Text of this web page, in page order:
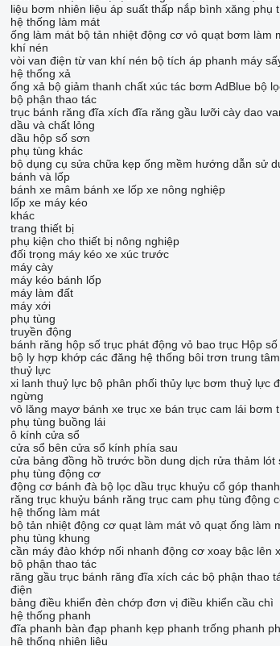
liệu bơm nhiên liệu áp suất thấp nắp bình xăng phụ
hệ thống làm mát
ống làm mát bộ tản nhiệt động cơ vỏ quạt bơm làm
khí nén
vòi van điện từ van khí nén bộ tích áp phanh máy
hệ thống xả
ống xả bộ giảm thanh chất xúc tác bơm AdBlue bộ
bộ phận thao tác
trục bánh răng đĩa xích đĩa răng gầu lưỡi cày dao
dầu và chất lỏng
dầu hộp số sơn
phụ tùng khác
bộ dụng cụ sửa chữa kẹp ống mềm hướng dẫn sử
bánh và lốp
bánh xe mâm bánh xe lốp xe nông nghiệp
lốp xe máy kéo
khác
trang thiết bị
phụ kiện cho thiết bị nông nghiệp
đối trọng máy kéo xe xúc trước
máy cày
máy kéo bánh lốp
máy làm đất
máy xới
phụ tùng
truyền động
bánh răng hộp số trục phát động vỏ bao trục Hộp số
bộ ly hợp khớp các đăng hệ thống bôi trơn trung tâm
thuỷ lực
xi lanh thuỷ lực bộ phân phối thủy lực bơm thuỷ lực
ngừng
vô lăng mayơ bánh xe trục xe bán trục cam lái bơm
phụ tùng buồng lái
ô kính cửa sổ
cửa sổ bên cửa sổ kính phía sau
cửa bảng đồng hồ trước bồn dung dịch rửa thảm lót
phụ tùng động cơ
động cơ bánh đà bộ lọc dầu trục khuỷu cổ góp
răng trục khuỷu bánh răng trục cam phụ tùng động
hệ thống làm mát
bộ tản nhiệt động cơ quạt làm mát vỏ quạt ống làm
phụ tùng khung
cần máy đào khớp nối nhanh động cơ xoay bậc lên
bộ phận thao tác
răng gầu trục bánh răng đĩa xích các bộ phận thao
điện
bảng điều khiển đèn chớp đơn vị điều khiển cầu chì
hệ thống phanh
đĩa phanh bàn đạp phanh kẹp phanh trống phanh
hệ thống nhiên liệu